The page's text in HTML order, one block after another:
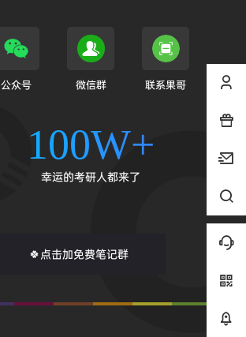
公众号 微信群 联系果哥
100W+
幸运的考研人都来了
🍀点击加免费笔记群